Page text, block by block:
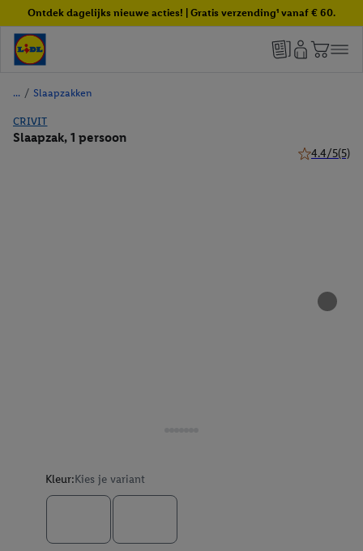
Ontdek dagelijks nieuwe acties! | Gratis verzending¹ vanaf € 60.
/ Slaapzakken
CRIVIT
Slaapzak, 1 persoon
4.4/5(5)
Kleur:Kies je variant